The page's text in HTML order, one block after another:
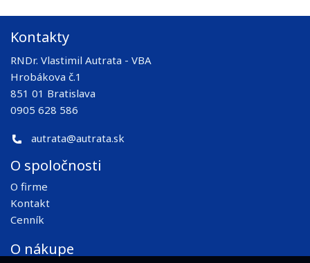
Kontakty
RNDr. Vlastimil Autrata - VBA
Hrobákova č.1
851 01 Bratislava
0905 628 586
autrata@autrata.sk
O spoločnosti
O firme
Kontakt
Cenník
O nákupe